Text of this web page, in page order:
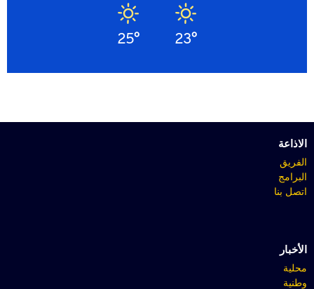
23°
25°
الاذاعة
الفريق
البرامج
اتصل بنا
الأخبار
محلية
وطنية